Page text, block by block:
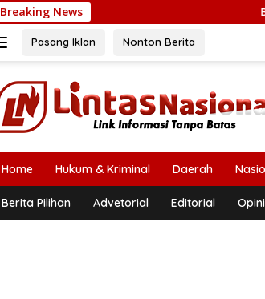
Breaking News Bupati Mukhlis:
Pasang Iklan Nonton Berita
Home Hukum & Kriminal Daerah
Berita Pilihan Advetorial Editorial Opini